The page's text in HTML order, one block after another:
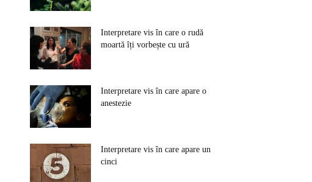
Interpretare vis în care o rudă
moartă îți vorbește cu ură
Interpretare vis în care apare o
anestezie
Interpretare vis în care apare un
cinci